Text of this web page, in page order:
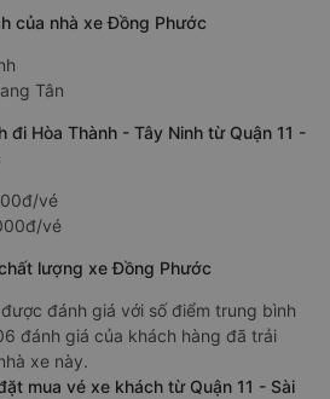
của nhà xe Đồng Phước
Tân
đi Hòa Thành - Tây Ninh từ Quận 11 -
vé
vé
lượng xe Đồng Phước
đánh giá với số điểm trung bình
đánh giá của khách hàng đã trải
xe này.
mua vé xe khách từ Quận 11 - Sài